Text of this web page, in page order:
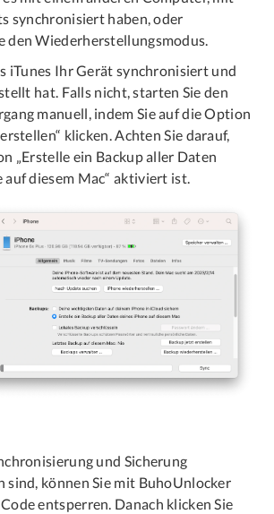
synchronisiert haben, oder
den Wiederherstellungsmodus.
iTunes Ihr Gerät synchronisiert und
hat. Falls nicht, starten Sie den
manuell, indem Sie auf die Option
klicken. Achten Sie darauf,
„Erstelle ein Backup aller Daten
auf diesem Mac“ aktiviert ist.
und Sicherung
sind, können Sie mit BuhoUnlocker
entsperren. Danach klicken Sie